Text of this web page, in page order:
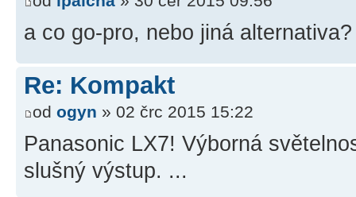
a co go-pro, nebo jiná alternativa?
Re: Kompakt
od ogyn » 02 črc 2015 15:22
Panasonic LX7! Výborná
slušný výstup. ...